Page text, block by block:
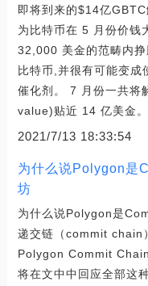
即将到来的$14亿
为比特币在 5 月份价钱
32,000 美金的范畴内
比特币,并很有可能变成
催化剂。 7 月份一共
value)贴近 14 亿美金。
2021/7/13 18:33:54
为什么说Polygon是
坊
为什么说Polygon是
递交链（commit chain
Polygon Commit
将在文中中回应全部这